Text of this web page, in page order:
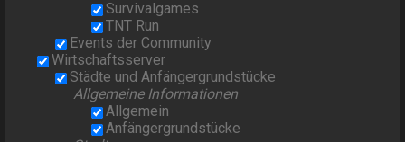
Survivalgames
TNT Run
Events der Community
Wirtschaftsserver
Städte und Anfängergrundstücke
Allgemeine Informationen
Allgemein
Anfängergrundstücke